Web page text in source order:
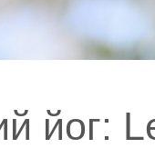
йог: